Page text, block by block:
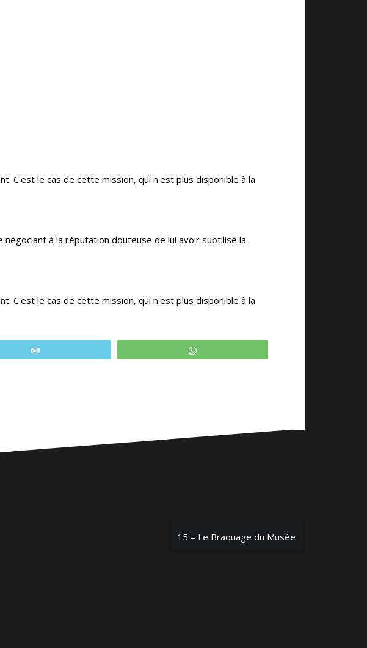
C'est le cas de cette mission, qui n'est plus disponible à la
à la réputation douteuse de lui avoir subtilisé la
C'est le cas de cette mission, qui n'est plus disponible à la
15 – Le Braquage du Musée